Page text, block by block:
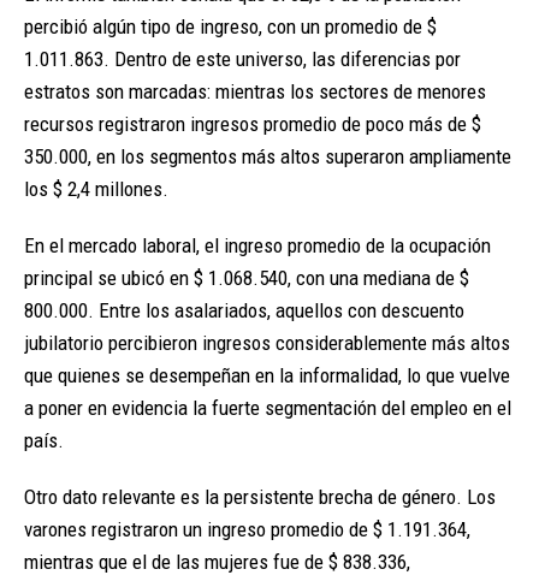
percibió algún tipo de ingreso, con un promedio de $
1.011.863. Dentro de este universo, las diferencias por
estratos son marcadas: mientras los sectores de menores
recursos registraron ingresos promedio de poco más de $
350.000, en los segmentos más altos superaron ampliamente
los $ 2,4 millones.
En el mercado laboral, el ingreso promedio de la ocupación
principal se ubicó en $ 1.068.540, con una mediana de $
800.000. Entre los asalariados, aquellos con descuento
jubilatorio percibieron ingresos considerablemente más altos
que quienes se desempeñan en la informalidad, lo que vuelve
a poner en evidencia la fuerte segmentación del empleo en el
país.
Otro dato relevante es la persistente brecha de género. Los
varones registraron un ingreso promedio de $ 1.191.364,
mientras que el de las mujeres fue de $ 838.336,